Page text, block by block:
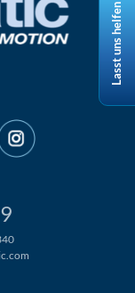
Lasst uns helfen